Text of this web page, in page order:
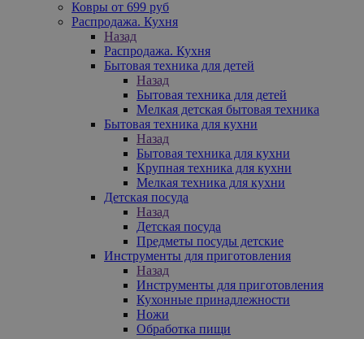
Ковры от 699 руб
Распродажа. Кухня
Назад
Распродажа. Кухня
Бытовая техника для детей
Назад
Бытовая техника для детей
Мелкая детская бытовая техника
Бытовая техника для кухни
Назад
Бытовая техника для кухни
Крупная техника для кухни
Мелкая техника для кухни
Детская посуда
Назад
Детская посуда
Предметы посуды детские
Инструменты для приготовления
Назад
Инструменты для приготовления
Кухонные принадлежности
Ножи
Обработка пищи